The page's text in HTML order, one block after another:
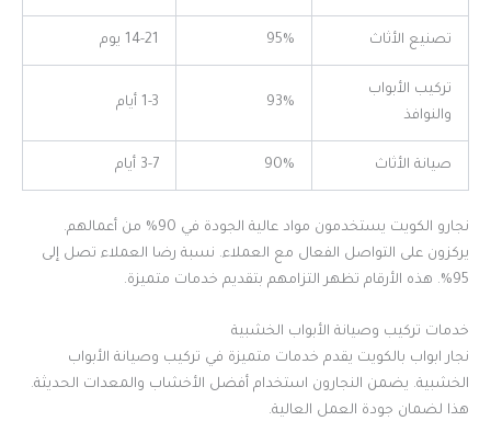
تصنيع الأثاث 95% 14-21 يوم
تركيب الأبواب
والنوافذ
93% 1-3 أيام
صيانة الأثاث 90% 3-7 أيام
نجارو الكويت يستخدمون مواد عالية الجودة في 90% من أعمالهم.
يركزون على التواصل الفعال مع العملاء. نسبة رضا العملاء تصل إلى
95%. هذه الأرقام تظهر التزامهم بتقديم خدمات متميزة.
خدمات تركيب وصيانة الأبواب الخشبية
نجار ابواب بالكويت يقدم خدمات متميزة في تركيب وصيانة الأبواب
الخشبية. يضمن النجارون استخدام أفضل الأخشاب والمعدات الحديثة.
هذا لضمان جودة العمل العالية.